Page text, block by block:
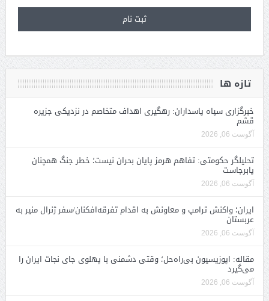
تازه ها
خبرگزاری سپاه پاسداران: رهگیری اهداف متخاصم در نزدیکی جزیره
قشم
آگوست 06, 2026
تحلیلگر حکومتی: تفاهم هرمز پایان بحران نیست؛ خطر جنگ همچنان
پابرجاست
آگوست 06, 2026
ایران؛ واکنش ترامپ و معاونش به اقدام تفرقه‌افکنان/سفر ژنرال منیر به
عربستان
آگوست 06, 2026
مقاله: اپوزیسیون بی‌راه‌حل؛ وقتی دشمنی با پهلوی جای نجات ایران را
می‌گیرد
آگوست 06, 2026